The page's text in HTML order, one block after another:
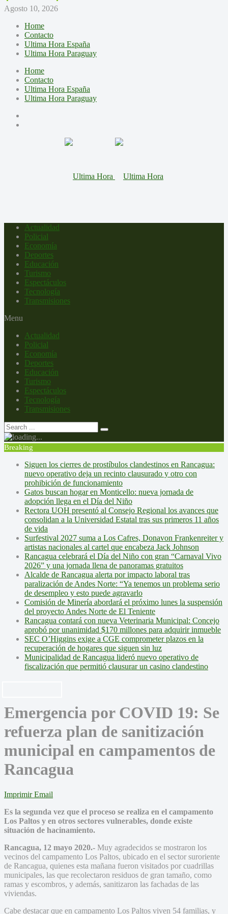
Agosto 10, 2026
Home
Contacto
Ultima Hora España
Ultima Hora Paraguay
Home
Contacto
Ultima Hora España
Ultima Hora Paraguay
Actualidad
Policial
Economía
Deportes
Educación
Turismo
Espectáculos
Tecnología
Transmisiones
Menu
Actualidad
Policial
Economía
Deportes
Educación
Turismo
Espectáculos
Tecnología
Transmisiones
Breaking
Siguen los cierres de prostíbulos clandestinos en Rancagua:
nuevo operativo deja un recinto clausurado y otro con
prohibición de funcionamiento
Gatos buscan hogar en Monticello: nueva jornada de
adopción llega en el Día del Niño
Rectora UOH presentó al Consejo Regional los avances que
consolidan a la Universidad Estatal tras sus primeros 11 años
de vida
Surfestival 2027 suma a Los Cafres, Donavon Frankenreiter y
artistas nacionales al cartel que encabeza Jack Johnson
Rancagua celebrará el Día del Niño con gran “Carnaval Vivo
2026” y una jornada llena de panoramas gratuitos
Alcalde de Rancagua alerta por impacto laboral tras
paralización de Andes Norte: “Ya tenemos un problema serio
de desempleo y esto puede agravarlo
Comisión de Minería abordará el próximo lunes la suspensión
del proyecto Andes Norte de El Teniente
Rancagua contará con nueva Veterinaria Municipal: Concejo
aprobó por unanimidad $170 millones para adquirir inmueble
SEC O’Higgins exige a CGE comprometer plazos en la
recuperación de hogares que siguen sin luz
Municipalidad de Rancagua lideró nuevo operativo de
fiscalización que permitió clausurar un casino clandestino
Emergencia por COVID 19: Se
refuerza plan de sanitización
municipal en campamentos de
Rancagua
Imprimir Email
Es la segunda vez que el proceso se realiza en el campamento
Los Paltos y en otros sectores vulnerables, donde existe
situación de hacinamiento.
Rancagua, 12 mayo 2020.- Muy agradecidos se mostraron los
vecinos del campamento Los Paltos, ubicado en el sector suroriente
de Rancagua, quienes esta mañana fueron visitados por cuadrillas
municipales, las que recolectaron residuos de gran tamaño, como
ramas y escombros, y además, sanitizaron las fachadas de las
viviendas.
Cabe destacar que en campamento Los Paltos viven 54 familias, y